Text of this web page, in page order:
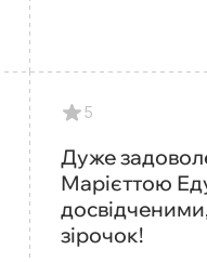
5
Дуже
Марієттою
зірочок!